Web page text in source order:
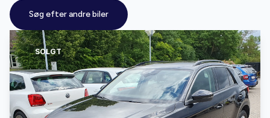
SOLGT
Søg efter andre biler